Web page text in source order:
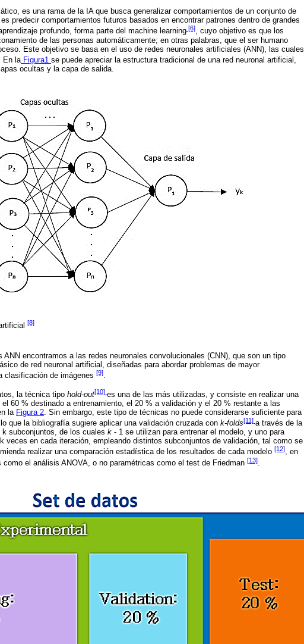
es una rama de la IA que busca generalizar comportamientos de un conjunto de
predecir comportamientos futuros basados en encontrar patrones dentro de grandes
profundo, forma parte del machine learning [6], cuyo objetivo es que los
de las personas automáticamente; en otras palabras, que el ser humano
Este objetivo se basa en el uso de redes neuronales artificiales (ANN), las cuales
. En la Figura1 se puede apreciar la estructura tradicional de una red neuronal artificial,
ocultas y la capa de salida.
[8]
encontramos a las redes neuronales convolucionales (CNN), que son un tipo
de red neuronal artificial, diseñadas para abordar problemas de mayor
clasificación de imágenes [9].
la técnica tipo hold-out[10] es una de las más utilizadas, y consiste en realizar una
60 % destinado a entrenamiento, el 20 % a validación y el 20 % restante a las
la Figura 2. Sin embargo, este tipo de técnicas no puede considerarse suficiente para
que la bibliografía sugiere aplicar una validación cruzada con k-folds[11] a través de la
subconjuntos, de los cuales k - 1 se utilizan para entrenar el modelo, y uno para
veces en cada iteración, empleando distintos subconjuntos de validación, tal como se
realizar una comparación estadística de los resultados de cada modelo [12], en
el análisis ANOVA, o no paramétricas como el test de Friedman [13].